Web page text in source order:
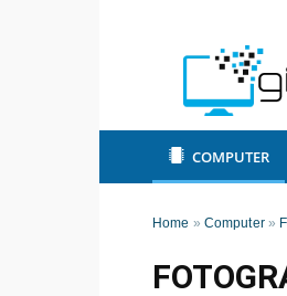
COMPUTER
Home » Computer»